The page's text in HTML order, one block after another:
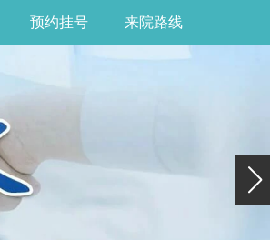
预约挂号 来院路线